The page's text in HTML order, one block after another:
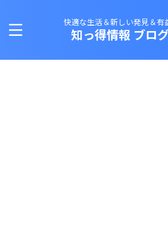
快適な生活＆新しい発見＆有
知っ得情報 ブロ